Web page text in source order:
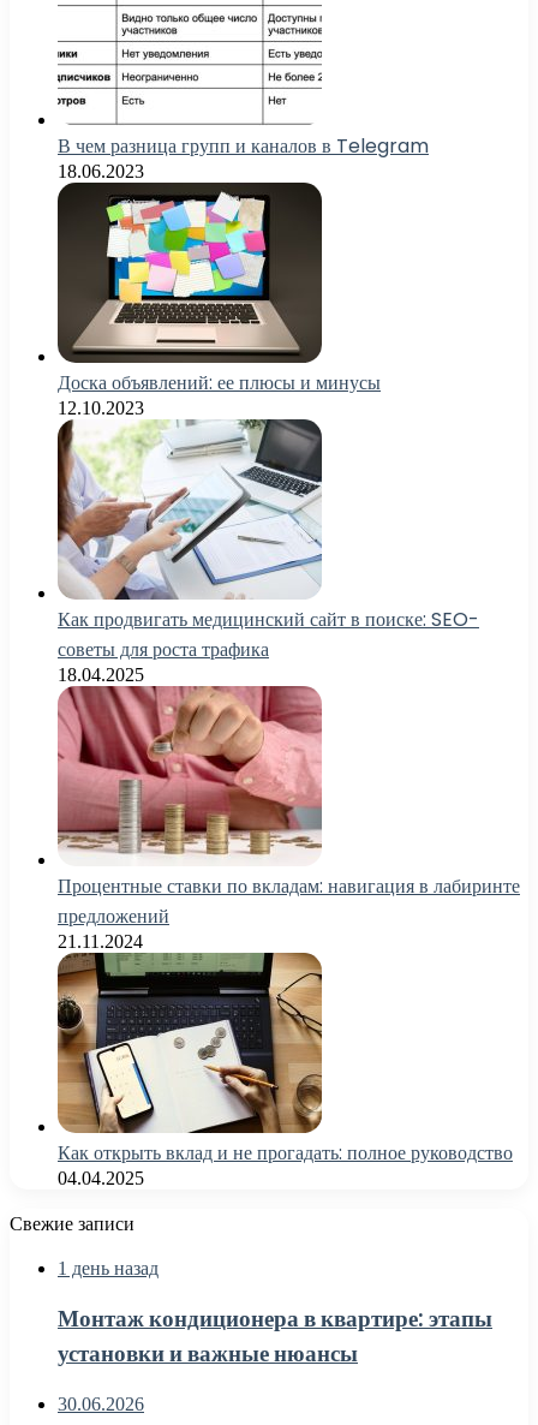
В чем разница групп и каналов в Telegram
18.06.2023
Доска объявлений: ее плюсы и минусы
12.10.2023
Как продвигать медицинский сайт в поиске: SEO-
советы для роста трафика
18.04.2025
Процентные ставки по вкладам: навигация в лабиринте
предложений
21.11.2024
Как открыть вклад и не прогадать: полное руководство
04.04.2025
Свежие записи
1 день назад
Монтаж кондиционера в квартире: этапы
установки и важные нюансы
30.06.2026